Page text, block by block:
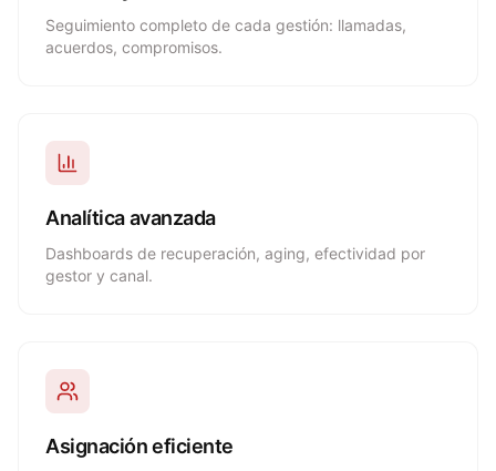
Seguimiento completo de cada gestión: llamadas,
acuerdos, compromisos.
Analítica avanzada
Dashboards de recuperación, aging, efectividad por
gestor y canal.
Asignación eficiente